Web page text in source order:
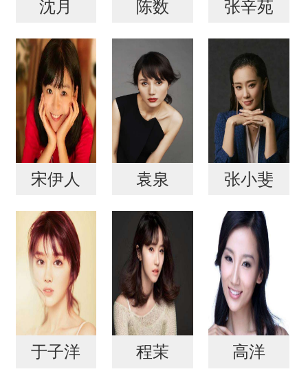
沈月 陈数 张辛苑
宋伊人 袁泉 张小斐
于子洋 程茉 高洋